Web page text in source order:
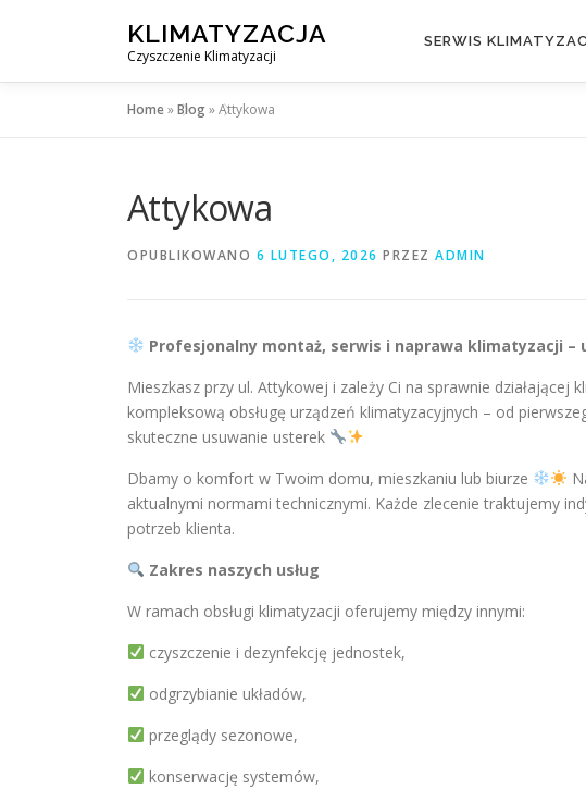
KLIMATYZACJA
Czyszczenie Klimatyzacji
SERWIS
Home»Blog»Attykowa
Attykowa
OPUBLIKOWANO 6 LUTEGO, 2026 PRZEZ ADMIN
Profesjonalny montaż, serwis i naprawa klimatyzacji –
Mieszkasz przy ul. Attykowej i zależy Ci na sprawnie działającej
kompleksową obsługę urządzeń klimatyzacyjnych – od
skuteczne usuwanie usterek
Dbamy o komfort w Twoim domu, mieszkaniu lub biurze
aktualnymi normami technicznymi. Każde zlecenie traktujemy
potrzeb klienta.
Zakres naszych usług
W ramach obsługi klimatyzacji oferujemy między innymi:
czyszczenie i dezynfekcję jednostek,
odgrzybianie układów,
przeglądy sezonowe,
konserwację systemów,